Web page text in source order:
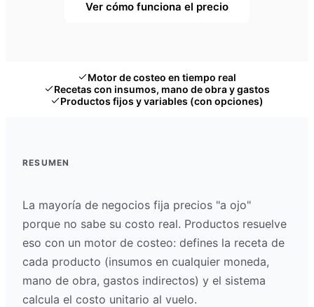
Ver cómo funciona el precio
Motor de costeo en tiempo real
Recetas con insumos, mano de obra y gastos
Productos fijos y variables (con opciones)
RESUMEN
La mayoría de negocios fija precios "a ojo"
porque no sabe su costo real. Productos resuelve
eso con un motor de costeo: defines la receta de
cada producto (insumos en cualquier moneda,
mano de obra, gastos indirectos) y el sistema
calcula el costo unitario al vuelo.